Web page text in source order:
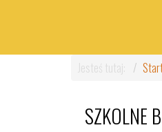
Jesteś tutaj:
SZKOLNE